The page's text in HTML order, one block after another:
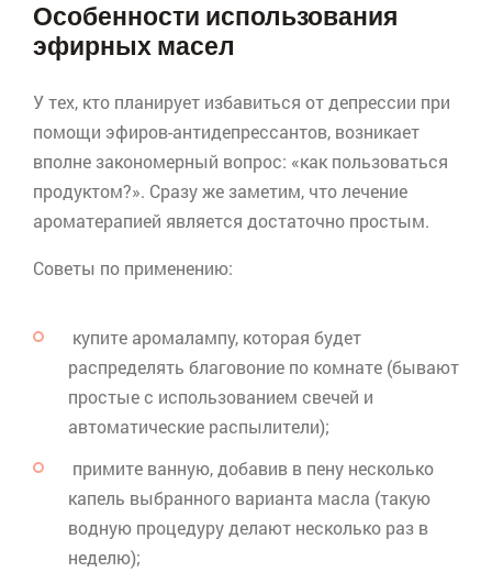
Особенности использования
эфирных масел
У тех, кто планирует избавиться от депрессии при
помощи эфиров-антидепрессантов, возникает
вполне закономерный вопрос: «как пользоваться
продуктом?». Сразу же заметим, что лечение
ароматерапией является достаточно простым.
Советы по применению:
купите аромалампу, которая будет
распределять благовоние по комнате (бывают
простые с использованием свечей и
автоматические распылители);
примите ванную, добавив в пену несколько
капель выбранного варианта масла (такую
водную процедуру делают несколько раз в
неделю);